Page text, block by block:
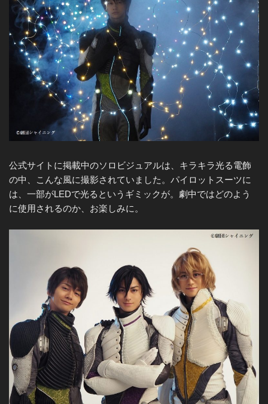
公式サイトに掲載中のソロビジュアルは、キラキラ光る電飾
の中、こんな風に撮影されていました。パイロットスーツに
は、一部がLEDで光るというギミックが。劇中ではどのよう
に使用されるのか、お楽しみに。